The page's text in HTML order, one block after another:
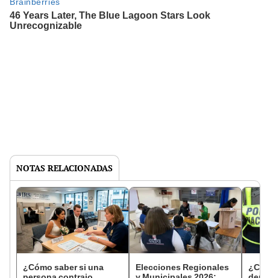
NOTAS RELACIONADAS
¿Cómo saber si una
Elecciones Regionales